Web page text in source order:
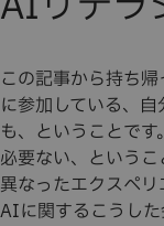
この記事から持ち
に参加している、
も、ということで
必要ない、という
異なったエクスペリ
AIに関するこうした